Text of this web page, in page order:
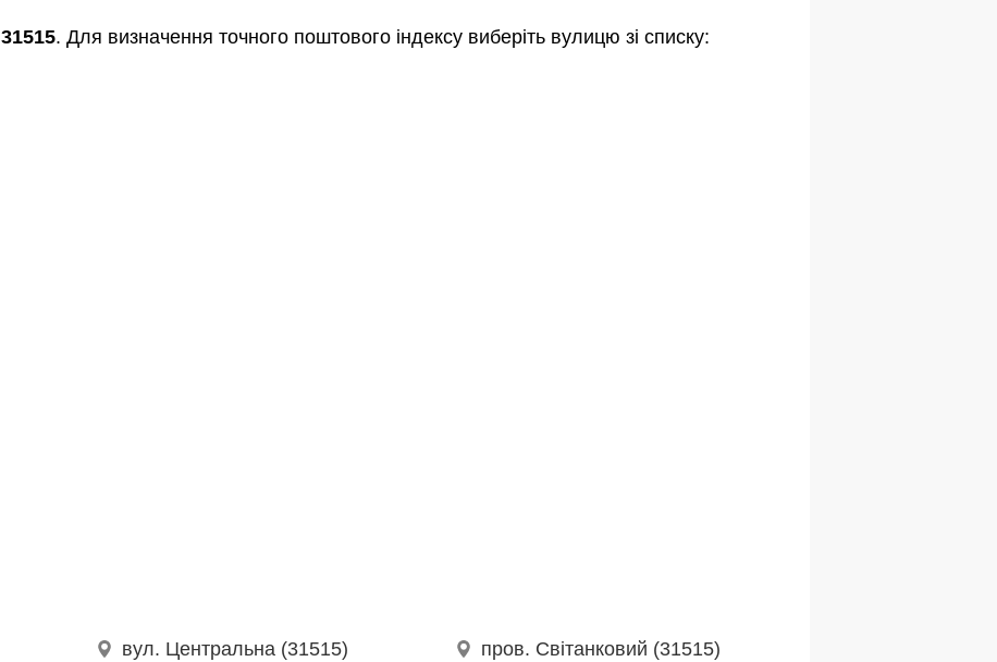
31515. Для визначення точного поштового індексу виберіть вулицю зі списку:
вул. Центральна (31515) пров. Світанковий (31515)